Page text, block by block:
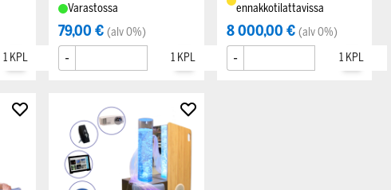
Varastossa
79,00 € (alv 0%)
-
ennakkotilattavissa
8 000,00 € (alv 0%)
-